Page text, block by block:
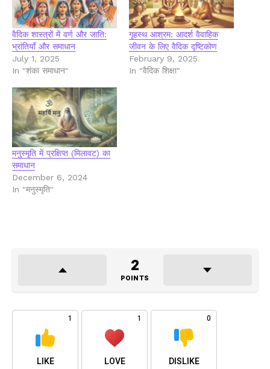
वैदिक शास्त्रों में वर्ण और जाति:
भ्रांतियाँ और समाधान
July 1, 2025
In "शंका समाधान"
गृहस्थ आश्रम: आदर्श वैवाहिक
जीवन के लिए वैदिक दृष्टिकोण
February 9, 2025
In "वैदिक शिक्षा"
मनुस्मृति में प्रक्षिप्त (मिलावट) का
समाधान
December 6, 2024
In "मनुस्मृति"
2
POINTS
1
LIKE
1
LOVE
0
DISLIKE